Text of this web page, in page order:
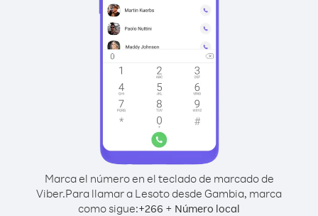
Marca el número en el teclado de marcado de
Viber.Para llamar a Lesoto desde Gambia, marca
como sigue:+266 + Número local